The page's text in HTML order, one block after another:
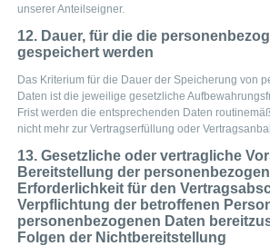
unserer Anteilseigner.
12. Dauer, für die die
gespeichert werden
Das Kriterium für die Dauer der Speicherung von
Daten ist die jeweilige gesetzliche
Frist werden die entsprechenden Daten
nicht mehr zur Vertragserfüllung oder
13. Gesetzliche oder vertragliche
Bereitstellung der
Erforderlichkeit für den
Verpflichtung der betroffenen
personenbezogenen Daten
Folgen der Nichtbereitstellung